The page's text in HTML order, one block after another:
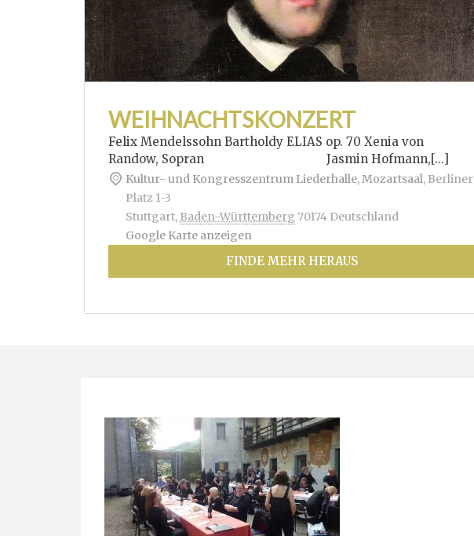
WEIHNACHTSKONZERT
Felix Mendelssohn Bartholdy ELIAS op. 70 Xenia von
Randow, Sopran Jasmin Hofmann,[...]
Kultur- und Kongresszentrum Liederhalle, Mozartsaal, Berliner
Platz 1-3
Stuttgart, Baden-Württemberg 70174 Deutschland
Google Karte anzeigen
FINDE MEHR HERAUS